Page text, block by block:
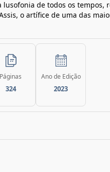
de todos os tempos,
o artífice de uma das
Páginas
324
Ano de Edição
2023